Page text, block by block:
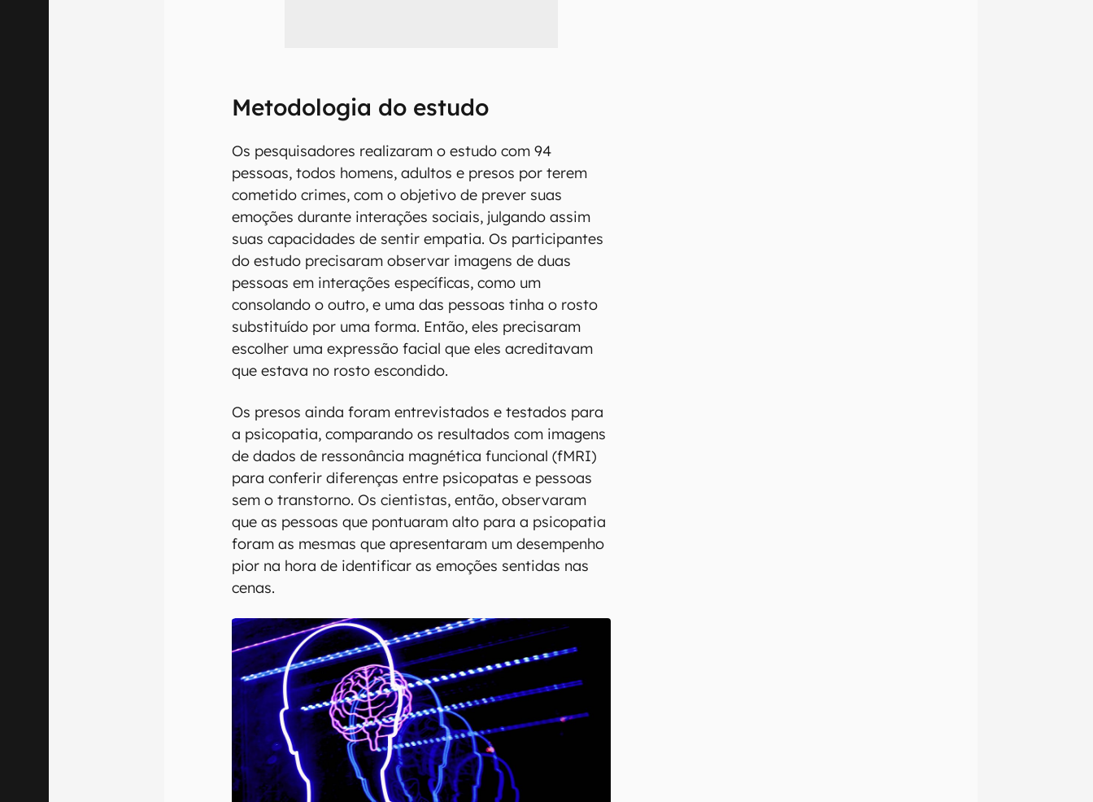
Metodologia do estudo
Os pesquisadores realizaram o estudo com 94
pessoas, todos homens, adultos e presos por terem
cometido crimes, com o objetivo de prever suas
emoções durante interações sociais, julgando assim
suas capacidades de sentir empatia. Os participantes
do estudo precisaram observar imagens de duas
pessoas em interações específicas, como um
consolando o outro, e uma das pessoas tinha o rosto
substituído por uma forma. Então, eles precisaram
escolher uma expressão facial que eles acreditavam
que estava no rosto escondido.
Os presos ainda foram entrevistados e testados para
a psicopatia, comparando os resultados com imagens
de dados de ressonância magnética funcional (fMRI)
para conferir diferenças entre psicopatas e pessoas
sem o transtorno. Os cientistas, então, observaram
que as pessoas que pontuaram alto para a psicopatia
foram as mesmas que apresentaram um desempenho
pior na hora de identificar as emoções sentidas nas
cenas.